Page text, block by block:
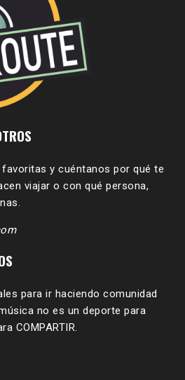
y cuéntanos por qué te
viajar o con qué persona,
para ir haciendo comunidad
no es un deporte para
COMPARTIR.